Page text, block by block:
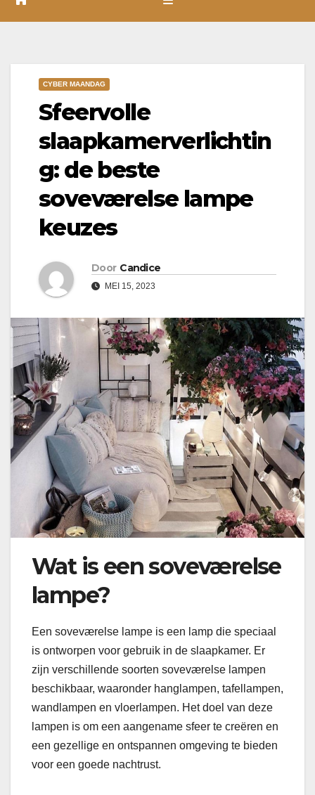
CYBER MAANDAG
Sfeervolle
slaapkamerverlichtin
g: de beste
soveværelse lampe
keuzes
Door Candice
MEI 15, 2023
Wat is een soveværelse
lampe?
Een soveværelse lampe is een lamp die speciaal
is ontworpen voor gebruik in de slaapkamer. Er
zijn verschillende soorten soveværelse lampen
beschikbaar, waaronder hanglampen, tafellampen,
wandlampen en vloerlampen. Het doel van deze
lampen is om een aangename sfeer te creëren en
een gezellige en ontspannen omgeving te bieden
voor een goede nachtrust.